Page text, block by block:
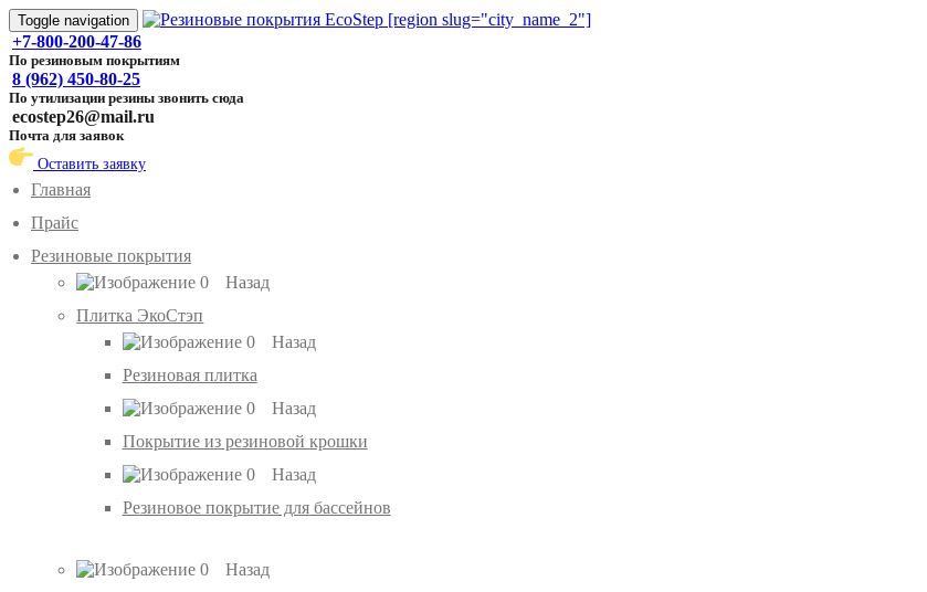
Toggle navigation
+7-800-200-47-86
По резиновым покрытиям
8 (962) 450-80-25
По утилизации резины звонить сюда
ecostep26@mail.ru
Почта для заявок
Оставить заявку
Главная
Прайс
Резиновые покрытия
Назад
Плитка ЭкоСтэп
Назад
Резиновая плитка
Назад
Покрытие из резиновой крошки
Назад
Резиновое покрытие для бассейнов
Назад